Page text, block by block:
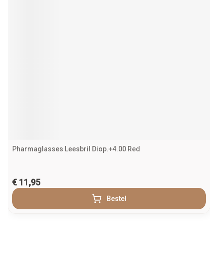
Pharmaglasses Leesbril Diop.+4.00 Red
€ 11,95
Bestel